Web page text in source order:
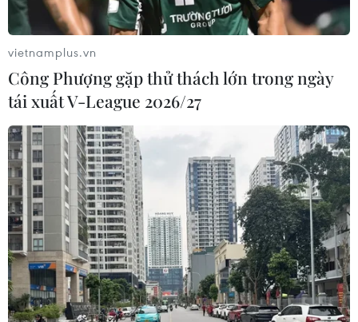
vietnamplus.vn
Công Phượng gặp thử thách lớn trong ngày
tái xuất V-League 2026/27